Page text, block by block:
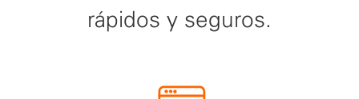
rápidos y seguros.